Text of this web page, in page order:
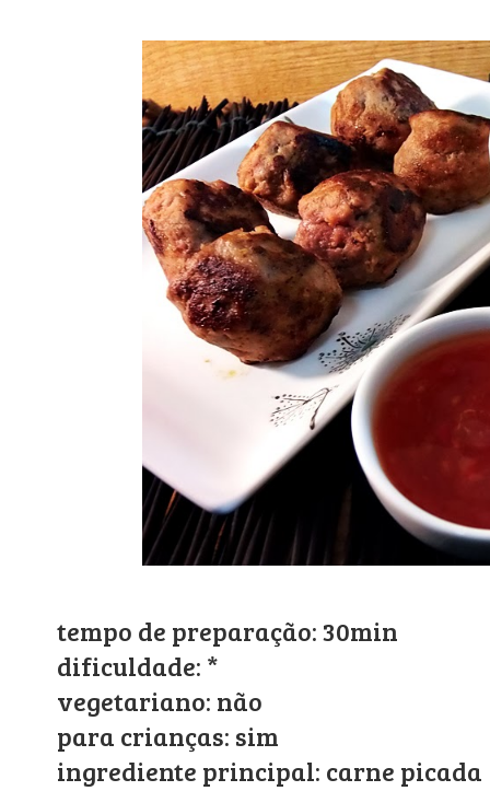
tempo de preparação: 30min
dificuldade: *
vegetariano: não
para crianças: sim
ingrediente principal: carne picada